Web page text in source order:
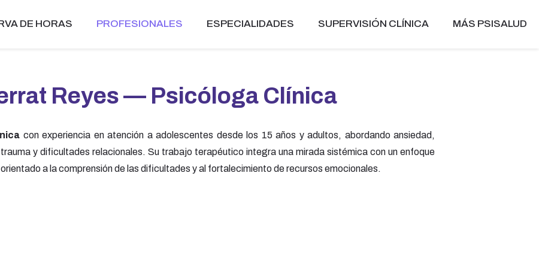
DE HORAS PROFESIONALES ESPECIALIDADES SUPERVISIÓN CLÍNICA MÁS PSISALUD
Reyes — Psicóloga Clínica
con experiencia en atención a adolescentes desde los 15 años y adultos, abordando ansiedad,
y dificultades relacionales. Su trabajo terapéutico integra una mirada sistémica con un enfoque
a la comprensión de las dificultades y al fortalecimiento de recursos emocionales.